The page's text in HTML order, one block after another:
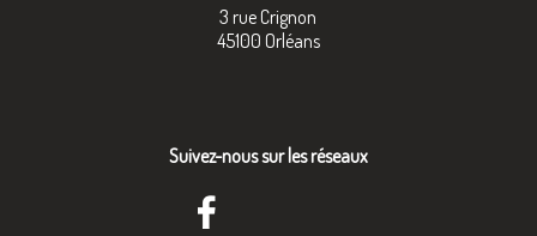
3 rue Crignon
45100 Orléans
Suivez-nous sur les réseaux